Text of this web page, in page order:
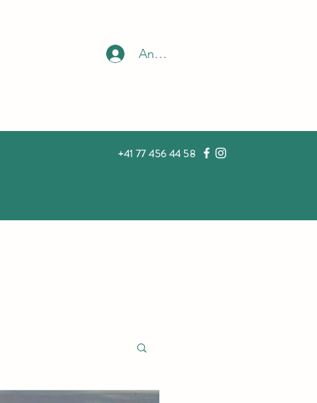
Anmelden
+41 77 456 44 58